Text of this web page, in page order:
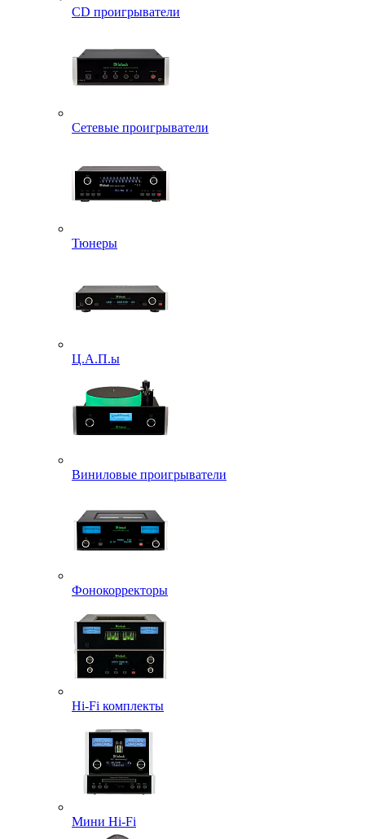
CD проигрыватели
Сетевые проигрыватели
Тюнеры
Ц.А.П.ы
Виниловые проигрыватели
Фонокорректоры
Hi-Fi комплекты
Мини Hi-Fi